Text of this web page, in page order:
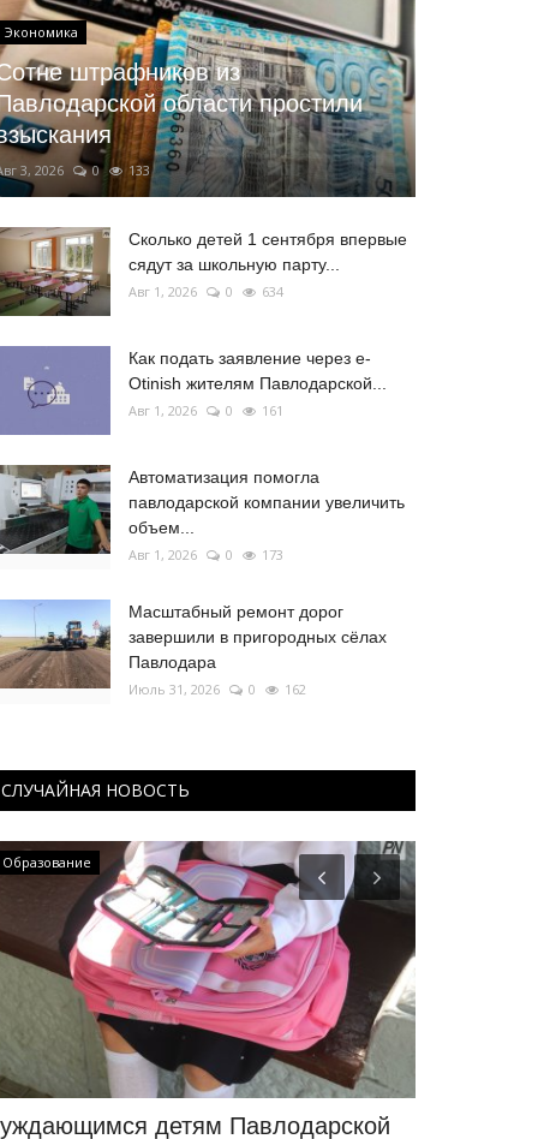
Экономика
штрафников из
области простили
3, 2026 0 133
Сколько детей 1 сентября впервые
сядут за школьную парту...
Авг 1, 2026 0 634
Как подать заявление через e-
Otinish жителям Павлодарской...
Авг 1, 2026 0 161
Автоматизация помогла
павлодарской компании увеличить
объем...
Авг 1, 2026 0 173
Масштабный ремонт дорог
завершили в пригородных сёлах
Павлодара
Июль 31, 2026 0 162
СЛУЧАЙНАЯ НОВОСТЬ
Образование
детям Павлодарской